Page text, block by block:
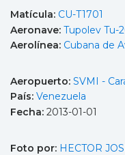
Matícula: CU-T1701
Aeronave: Tupolev Tu-
Aerolínea: Cubana de
Aeropuerto: SVMI -
País: Venezuela
Fecha: 2013-01-01
Foto por: HECTOR